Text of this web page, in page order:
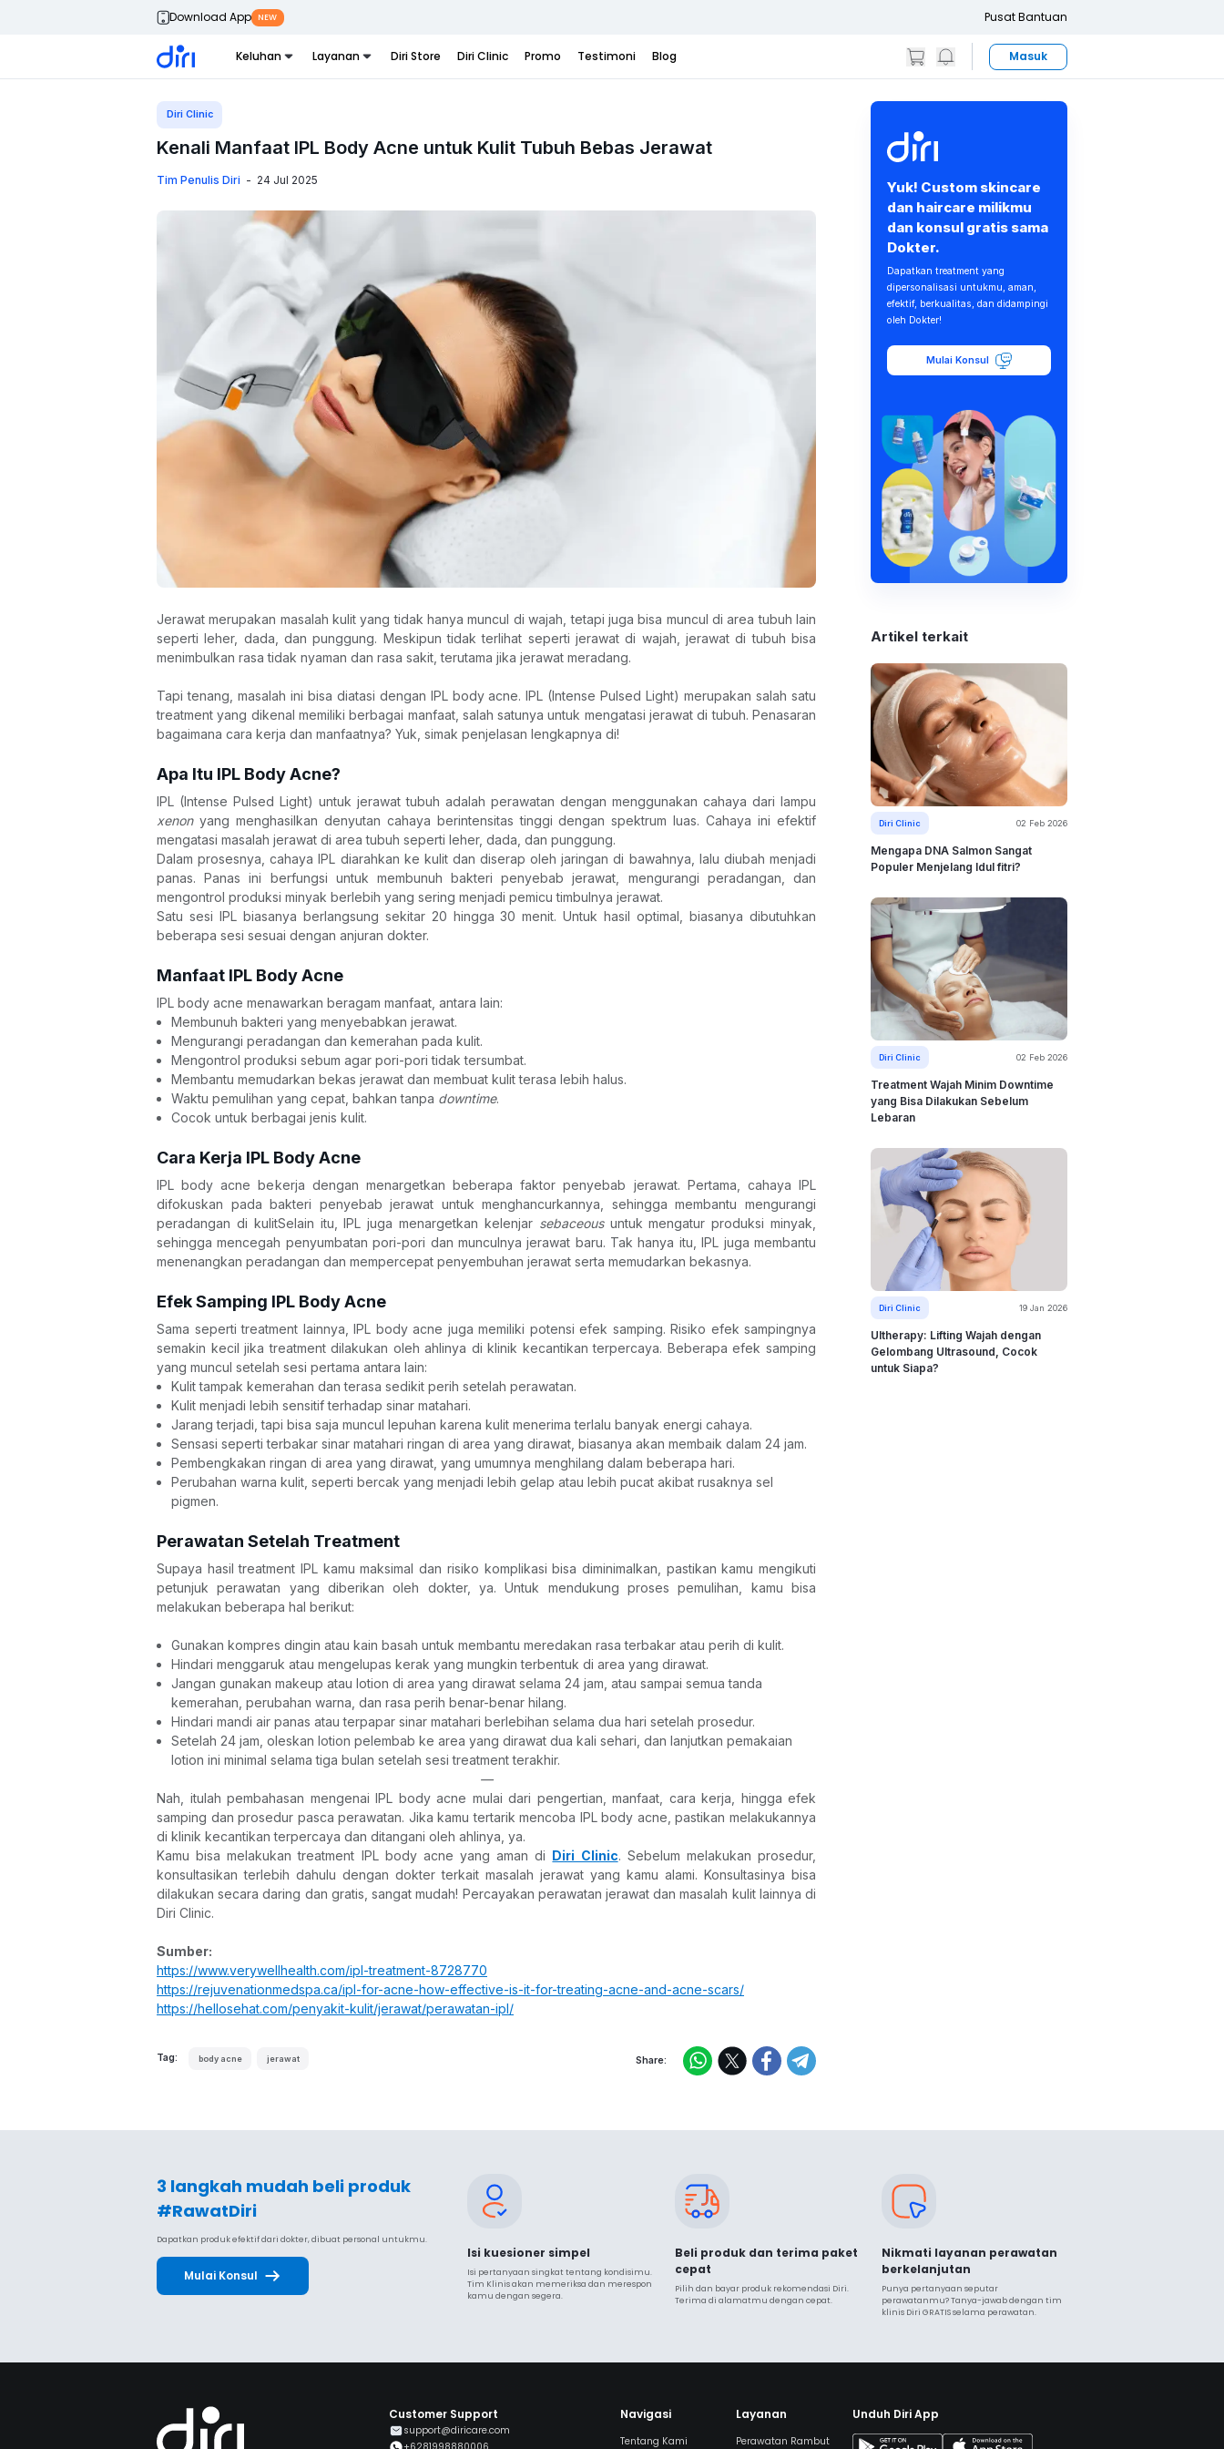
Download App NEW Pusat Bantuan
Keluhan Layanan Diri Store Diri Clinic Promo Testimoni Blog Masuk
Diri Clinic
Kenali Manfaat IPL Body Acne untuk Kulit Tubuh Bebas Jerawat
Tim Penulis Diri - 24 Jul 2025
Jerawat merupakan masalah kulit yang tidak hanya muncul di wajah, tetapi juga bisa muncul di area tubuh lain
seperti leher, dada, dan punggung. Meskipun tidak terlihat seperti jerawat di wajah, jerawat di tubuh bisa
menimbulkan rasa tidak nyaman dan rasa sakit, terutama jika jerawat meradang.
Tapi tenang, masalah ini bisa diatasi dengan IPL body acne. IPL (Intense Pulsed Light) merupakan salah satu
treatment yang dikenal memiliki berbagai manfaat, salah satunya untuk mengatasi jerawat di tubuh. Penasaran
bagaimana cara kerja dan manfaatnya? Yuk, simak penjelasan lengkapnya di!
Apa Itu IPL Body Acne?
xenon yang menghasilkan denyutan cahaya berintensitas tinggi dengan spektrum luas. Cahaya ini efektif
mengatasi masalah jerawat di area tubuh seperti leher, dada, dan punggung.
Dalam prosesnya, cahaya IPL diarahkan ke kulit dan diserap oleh jaringan di bawahnya, lalu diubah menjadi
panas. Panas ini berfungsi untuk membunuh bakteri penyebab jerawat, mengurangi peradangan, dan
mengontrol produksi minyak berlebih yang sering menjadi pemicu timbulnya jerawat.
Satu sesi IPL biasanya berlangsung sekitar 20 hingga 30 menit. Untuk hasil optimal, biasanya dibutuhkan
beberapa sesi sesuai dengan anjuran dokter.
Manfaat IPL Body Acne
IPL body acne menawarkan beragam manfaat, antara lain:
Membunuh bakteri yang menyebabkan jerawat.
Mengurangi peradangan dan kemerahan pada kulit.
Mengontrol produksi sebum agar pori-pori tidak tersumbat.
Membantu memudarkan bekas jerawat dan membuat kulit terasa lebih halus.
Waktu pemulihan yang cepat, bahkan tanpa downtime.
Cocok untuk berbagai jenis kulit.
Cara Kerja IPL Body Acne
IPL body acne bekerja dengan menargetkan beberapa faktor penyebab jerawat. Pertama, cahaya IPL
difokuskan pada bakteri penyebab jerawat untuk menghancurkannya, sehingga membantu mengurangi
peradangan di kulitSelain itu, IPL juga menargetkan kelenjar sebaceous untuk mengatur produksi minyak,
sehingga mencegah penyumbatan pori-pori dan munculnya jerawat baru. Tak hanya itu, IPL juga membantu
menenangkan peradangan dan mempercepat penyembuhan jerawat serta memudarkan bekasnya.
Efek Samping IPL Body Acne
Sama seperti treatment lainnya, IPL body acne juga memiliki potensi efek samping. Risiko efek sampingnya
semakin kecil jika treatment dilakukan oleh ahlinya di klinik kecantikan terpercaya. Beberapa efek samping
yang muncul setelah sesi pertama antara lain:
Kulit tampak kemerahan dan terasa sedikit perih setelah perawatan.
Kulit menjadi lebih sensitif terhadap sinar matahari.
Jarang terjadi, tapi bisa saja muncul lepuhan karena kulit menerima terlalu banyak energi cahaya.
Sensasi seperti terbakar sinar matahari ringan di area yang dirawat, biasanya akan membaik dalam 24 jam.
Pembengkakan ringan di area yang dirawat, yang umumnya menghilang dalam beberapa hari.
Perubahan warna kulit, seperti bercak yang menjadi lebih gelap atau lebih pucat akibat rusaknya sel
pigmen.
Perawatan Setelah Treatment
Supaya hasil treatment IPL kamu maksimal dan risiko komplikasi bisa diminimalkan, pastikan kamu mengikuti
petunjuk perawatan yang diberikan oleh dokter, ya. Untuk mendukung proses pemulihan, kamu bisa
melakukan beberapa hal berikut:
Gunakan kompres dingin atau kain basah untuk membantu meredakan rasa terbakar atau perih di kulit.
Hindari menggaruk atau mengelupas kerak yang mungkin terbentuk di area yang dirawat.
Jangan gunakan makeup atau lotion di area yang dirawat selama 24 jam, atau sampai semua tanda
kemerahan, perubahan warna, dan rasa perih benar-benar hilang.
Hindari mandi air panas atau terpapar sinar matahari berlebihan selama dua hari setelah prosedur.
Setelah 24 jam, oleskan lotion pelembab ke area yang dirawat dua kali sehari, dan lanjutkan pemakaian
lotion ini minimal selama tiga bulan setelah sesi treatment terakhir.
—
Nah, itulah pembahasan mengenai IPL body acne mulai dari pengertian, manfaat, cara kerja, hingga efek
samping dan prosedur pasca perawatan. Jika kamu tertarik mencoba IPL body acne, pastikan melakukannya
di klinik kecantikan terpercaya dan ditangani oleh ahlinya, ya.
Kamu bisa melakukan treatment IPL body acne yang aman di Diri Clinic. Sebelum melakukan prosedur,
konsultasikan terlebih dahulu dengan dokter terkait masalah jerawat yang kamu alami. Konsultasinya bisa
dilakukan secara daring dan gratis, sangat mudah! Percayakan perawatan jerawat dan masalah kulit lainnya di
Diri Clinic.
Sumber:
https://www.verywellhealth.com/ipl-treatment-8728770
https://rejuvenationmedspa.ca/ipl-for-acne-how-effective-is-it-for-treating-acne-and-acne-scars/
https://hellosehat.com/penyakit-kulit/jerawat/perawatan-ipl/
Tag: body acne jerawat Share:
Yuk! Custom skincare
dan haircare milikmu
dan konsul gratis sama
Dokter.
Dapatkan treatment yang
dipersonalisasi untukmu, aman,
efektif, berkualitas, dan didampingi
oleh Dokter!
Mulai Konsul
Artikel terkait
Diri Clinic 02 Feb 2026
Mengapa DNA Salmon Sangat
Populer Menjelang Idul fitri?
Diri Clinic 02 Feb 2026
Treatment Wajah Minim Downtime
yang Bisa Dilakukan Sebelum
Lebaran
Diri Clinic 19 Jan 2026
Ultherapy: Lifting Wajah dengan
Gelombang Ultrasound, Cocok
untuk Siapa?
3 langkah mudah beli produk
#RawatDiri
Dapatkan produk efektif dari dokter, dibuat personal untukmu.
Mulai Konsul
Isi kuesioner simpel
Isi pertanyaan singkat tentang kondisimu.
Tim Klinis akan memeriksa dan merespon
kamu dengan segera.
Beli produk dan terima paket
cepat
Pilih dan bayar produk rekomendasi Diri.
Terima di alamatmu dengan cepat.
Nikmati layanan perawatan
berkelanjutan
Punya pertanyaan seputar
perawatanmu? Tanya-jawab dengan tim
klinis Diri GRATIS selama perawatan.
Customer Support
support@diricare.com
Navigasi
Tentang Kami
Layanan
Perawatan Rambut
Unduh Diri App